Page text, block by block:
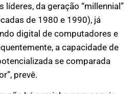
da geração “millennial”
de 1980 e 1990), já
digital de computadores e
a capacidade de
se comparada
prevê.